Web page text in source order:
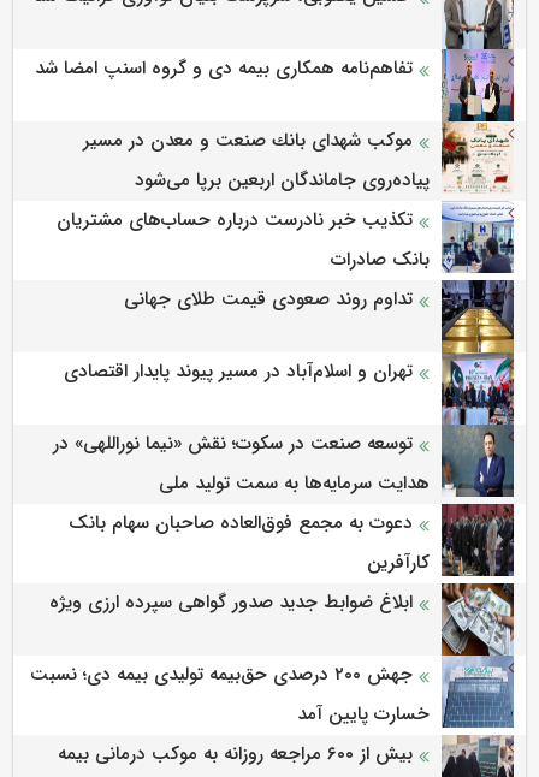
تفاهم‌نامه همکاری بیمه دی و گروه اسنپ امضا شد
موكب شهدای بانك صنعت و معدن در مسیر
پیاده‌روی جاماندگان اربعین برپا می‌شود
تکذیب خبر نادرست درباره حساب‌های مشتریان
بانک صادرات
تداوم روند صعودی قیمت طلای جهانی
تهران و اسلام‌آباد در مسیر پیوند پایدار اقتصادی
توسعه صنعت در سکوت؛ نقش «نیما نوراللهی» در
هدایت سرمایه‌ها به سمت تولید ملی
دعوت به مجمع فوق‌العاده صاحبان سهام بانک
کارآفرین
ابلاغ ضوابط جدید صدور گواهی سپرده ارزی ویژه
جهش ۲۰۰ درصدی حق‌بیمه تولیدی بیمه دی؛ نسبت
خسارت پایین آمد
بیش از ۶۰۰ مراجعه روزانه به موکب درمانی بیمه